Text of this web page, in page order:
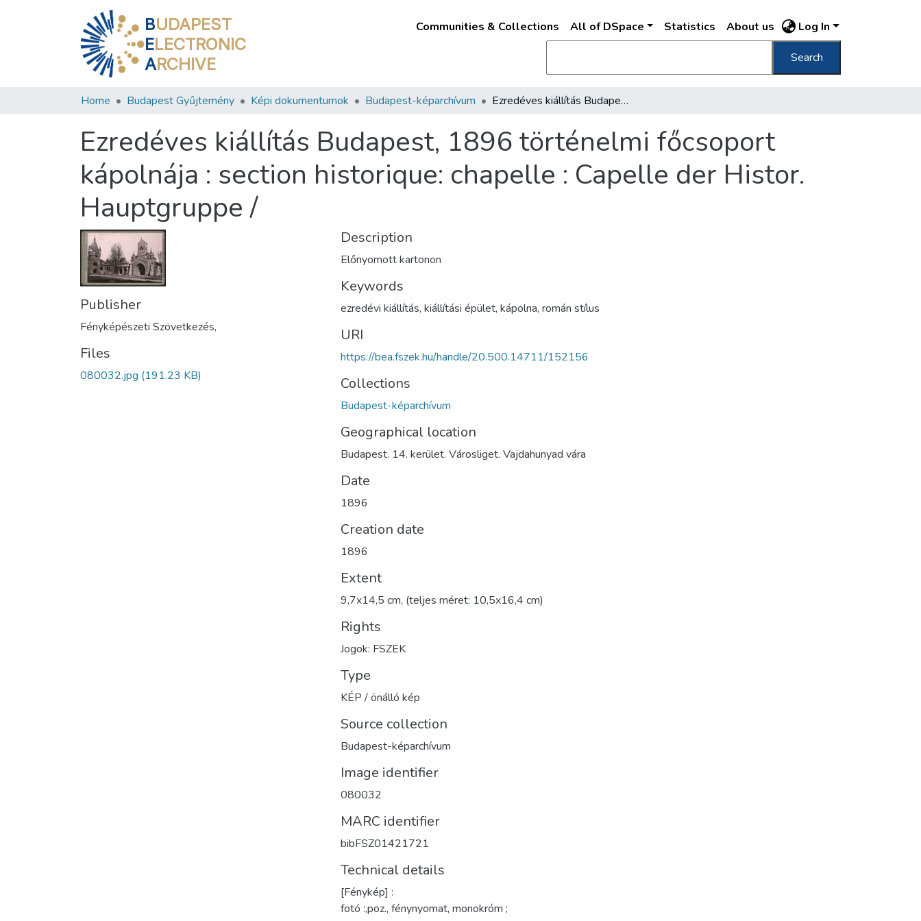
BUDAPEST
ELECTRONIC
ARCHIVE
Communities & Collections All of DSpace Statistics About us Log In
Search
Home Budapest Gyűjtemény Képi dokumentumok Budapest-képarchívum Ezredéves kiállítás Budapest, 1896 történelmi főcsoport kápolnája : section historique: chapelle : Capelle der Histor. Hauptgruppe /
Ezredéves kiállítás Budapest, 1896 történelmi főcsoport
kápolnája : section historique: chapelle : Capelle der Histor.
Hauptgruppe /
Publisher
Fényképészeti Szövetkezés,
Files
080032.jpg (191.23 KB)
Description
Előnyomott kartonon
Keywords
ezredévi kiállítás, kiállítási épület, kápolna, román stílus
URI
https://bea.fszek.hu/handle/20.500.14711/152156
Collections
Budapest-képarchívum
Geographical location
Budapest. 14. kerület. Városliget. Vajdahunyad vára
Date
1896
Creation date
1896
Extent
9,7x14,5 cm, (teljes méret: 10,5x16,4 cm)
Rights
Jogok: FSZEK
Type
KÉP / önálló kép
Source collection
Budapest-képarchívum
Image identifier
080032
MARC identifier
bibFSZ01421721
Technical details
[Fénykép] :
fotó :,poz., fénynyomat, monokróm ;